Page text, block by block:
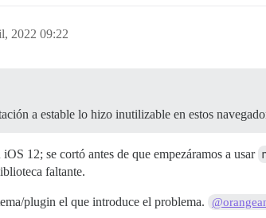
2022 09:22
a estable lo hizo inutilizable en estos
12; se cortó antes de que empezáramos a usar
faltante.
plugin el que introduce el problema.